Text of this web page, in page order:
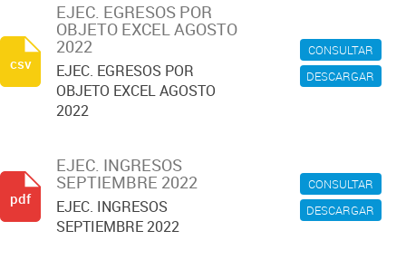
CONSULTAR
DESCARGAR
EJEC. EGRESOS POR
OBJETO EXCEL AGOSTO
2022
EJEC. EGRESOS POR
OBJETO EXCEL AGOSTO
2022
csv
CONSULTAR
DESCARGAR
EJEC. INGRESOS
SEPTIEMBRE 2022
EJEC. INGRESOS
SEPTIEMBRE 2022
pdf